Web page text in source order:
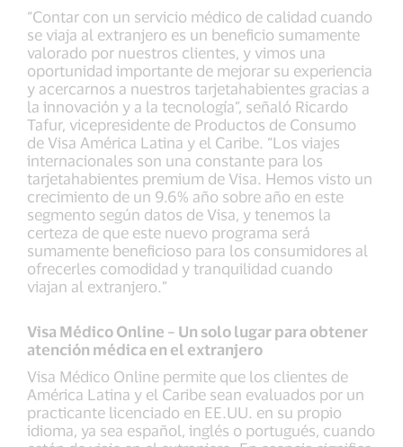
“Contar con un servicio médico de calidad cuando
se viaja al extranjero es un beneficio sumamente
valorado por nuestros clientes, y vimos una
oportunidad importante de mejorar su experiencia
y acercarnos a nuestros tarjetahabientes gracias a
la innovación y a la tecnología”, señaló Ricardo
Tafur, vicepresidente de Productos de Consumo
de Visa América Latina y el Caribe. “Los viajes
internacionales son una constante para los
tarjetahabientes premium de Visa. Hemos visto un
crecimiento de un 9.6% año sobre año en este
segmento según datos de Visa, y tenemos la
certeza de que este nuevo programa será
sumamente beneficioso para los consumidores al
ofrecerles comodidad y tranquilidad cuando
viajan al extranjero.”
Visa Médico Online – Un solo lugar para obtener
atención médica en el extranjero
Visa Médico Online permite que los clientes de
América Latina y el Caribe sean evaluados por un
practicante licenciado en EE.UU. en su propio
idioma, ya sea español, inglés o portugués, cuando